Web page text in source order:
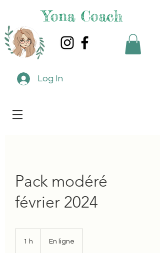
Yona Coach
Log In
Pack modéré
février 2024
1 h En ligne